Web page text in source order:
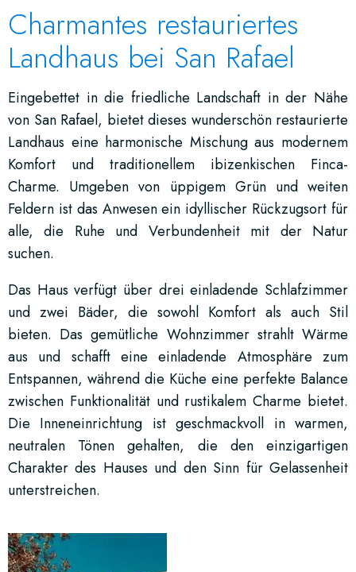
Charmantes restauriertes
Landhaus bei San Rafael
Eingebettet in die friedliche Landschaft in der Nähe
von San Rafael, bietet dieses wunderschön restaurierte
Landhaus eine harmonische Mischung aus modernem
Komfort und traditionellem ibizenkischen Finca-
Charme. Umgeben von üppigem Grün und weiten
Feldern ist das Anwesen ein idyllischer Rückzugsort für
alle, die Ruhe und Verbundenheit mit der Natur
suchen.
Das Haus verfügt über drei einladende Schlafzimmer
und zwei Bäder, die sowohl Komfort als auch Stil
bieten. Das gemütliche Wohnzimmer strahlt Wärme
aus und schafft eine einladende Atmosphäre zum
Entspannen, während die Küche eine perfekte Balance
zwischen Funktionalität und rustikalem Charme bietet.
Die Inneneinrichtung ist geschmackvoll in warmen,
neutralen Tönen gehalten, die den einzigartigen
Charakter des Hauses und den Sinn für Gelassenheit
unterstreichen.